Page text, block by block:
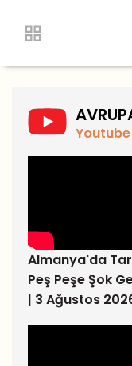
Almanya'da
Peş Peşe Şok
| 3 Ağustos